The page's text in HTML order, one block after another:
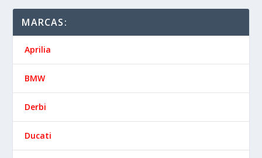
MARCAS:
Aprilia
BMW
Derbi
Ducati